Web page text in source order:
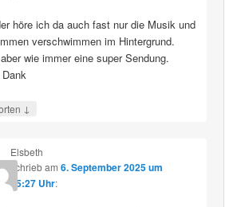
höre ich da auch fast nur die Musik und
verschwimmen im Hintergrund.
wie immer eine super Sendung.
↓
Elsbeth
schriebam 6. September 2025 um
15:27 Uhr: